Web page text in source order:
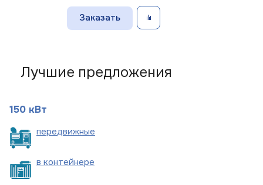
Заказать
Лучшие предложения
150 кВт
передвижные
в контейнере